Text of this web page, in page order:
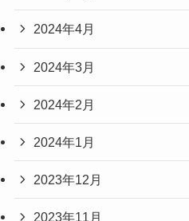
2024年4月
2024年3月
2024年2月
2024年1月
2023年12月
2023年11月